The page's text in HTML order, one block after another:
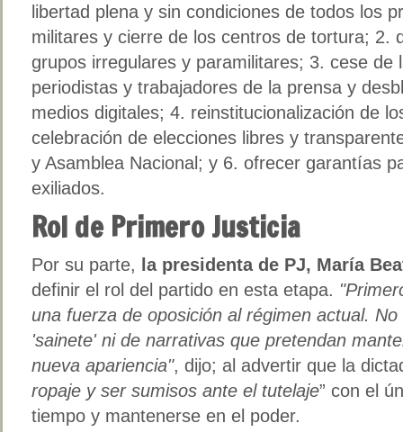
libertad plena y sin condiciones de todos los
militares y cierre de los centros de tortura; 2.
grupos irregulares y paramilitares; 3. cese de
periodistas y trabajadores de la prensa y
medios digitales; 4. reinstitucionalización de
celebración de elecciones libres y
y Asamblea Nacional; y 6. ofrecer garantías
exiliados.
Rol de Primero Justicia
Por su parte, la presidenta de PJ, María
definir el rol del partido en esta etapa.
una fuerza de oposición al régimen actual.
'sainete' ni de narrativas que pretendan
nueva apariencia", dijo; al advertir que la
ropaje y ser sumisos ante el tutelaje” con el
tiempo y mantenerse en el poder.